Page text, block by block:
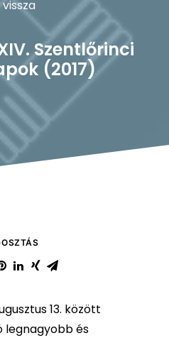
vissza
Szentlőrinci
(2017)
13. között
legnagyobb és